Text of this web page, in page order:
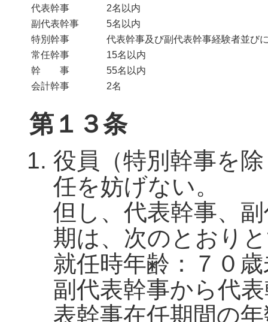
代表幹事
2名以内
副代表幹事
5名以内
特別幹事
代表幹事及び副代表幹事経験者並び
常任幹事
15名以内
幹 事
55名以内
会計幹事
2名
第１３条
役員（特別幹事を
任を妨げない。
但し、代表幹事、
期は、次のとおり
就任時年齢：７０
副代表幹事から代
表幹事在任期間の